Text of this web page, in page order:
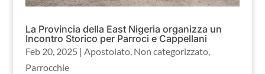
La Provincia della East Nigeria organizza un
Incontro Storico per Parroci e Cappellani
Feb 20, 2025 | Apostolato, Non categorizzato,
Parrocchie